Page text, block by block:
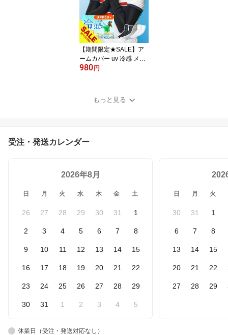
線対策 ひんやり ストー
ル 膝掛け ベビーケット
羽織 熱中症対策 日焼け
防止 スポーツ アウトド
ア 吸水速乾 男女兼用【m
eru】
【期間限定★SALE】ア
ームカバー uv 冷感 メン
ズ レディース ロング ス
ゃれ クール キッズ 子供
接触冷感 速乾 釣り テニ
ーデニング【meru】
980円
もっと見る
受注・発送カレンダー
2026年8月
日 月 火 水 木 金 土
26 27 28 29 30 31 1
2 3 4 5 6 7 8
9 10 11 12 13 14 15
16 17 18 19 20 21 22
23 24 25 26 27 28 29
30 31 1 2 3 4 5
日 月 火
30 31 1
6 7 8
13 14 15
20 21 22
27 28 29
休業日（受注・発送対応なし）